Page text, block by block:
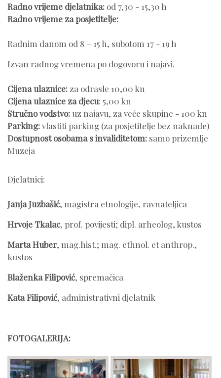
Radno vrijeme djelatnika: od 7,30 - 15,30 h
Radno vrijeme za posjetitelje:
Radnim danom od 8 – 15 h, subotom 17 - 19 h
Izvan radnog vremena po dogovoru i najavi.
Cijena ulaznice: za odrasle 10,00 kn
Cijena ulaznice za djecu: 5,00 kn
Stručno vodstvo: uz najavu, za veće skupine - 100 kn
Parking:vlastiti parking (za posjetitelje bez naknade)
Dostupnost osobama s invaliditetom: samo prizemlje
Muzeja
Djelatnici:
Janja Juzbašić, magistra etnologije, ravnateljica
Hrvoje Tkalac, prof. povijesti; dipl. arheolog, kustos
Marta Huber, mag.hist.; mag. ethnol. et anthrop.,
kustos
Blaženka Filipović, spremačica
Kata Filipović, administrativni djelatnik
FOTOGALERIJA: